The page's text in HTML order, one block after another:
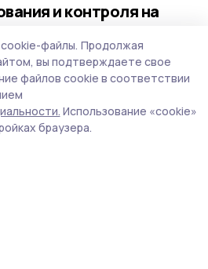
и контроля на
файлы. Продолжая
вы подтверждаете свое
файлов cookie в соответствии
Использование «cookie»
браузера.